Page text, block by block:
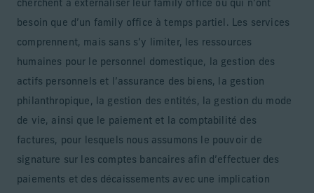
cherchent à externaliser leur family office ou qui n’ont
besoin que d’un family office à temps partiel. Les services
comprennent, mais sans s’y limiter, les ressources
humaines pour le personnel domestique, la gestion des
actifs personnels et l’assurance des biens, la gestion
philanthropique, la gestion des entités, la gestion du mode
de vie, ainsi que le paiement et la comptabilité des
factures, pour lesquels nous assumons le pouvoir de
signature sur les comptes bancaires afin d’effectuer des
paiements et des décaissements avec une implication